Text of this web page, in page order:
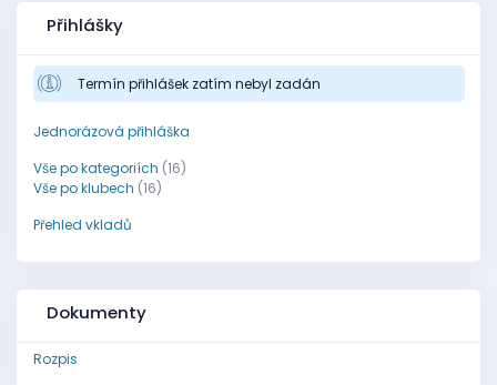
Přihlášky
Termín přihlášek zatím nebyl zadán
Jednorázová přihláška
Vše po kategoriích (16)
Vše po klubech (16)
Přehled vkladů
Dokumenty
Rozpis